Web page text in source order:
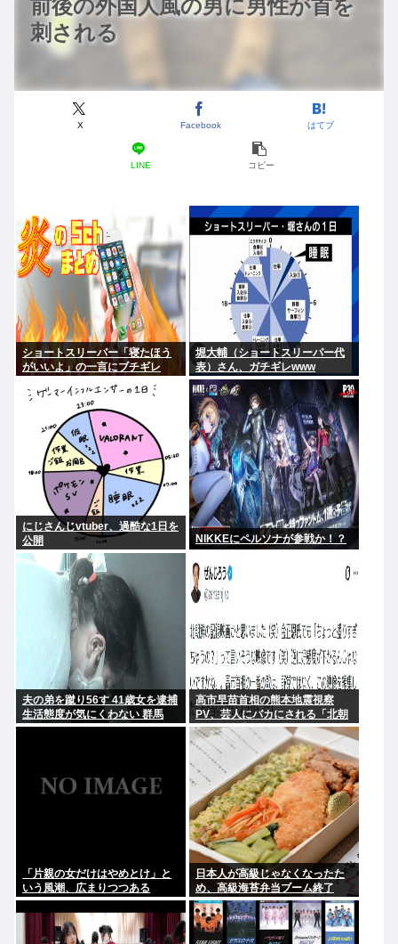
前後の外国人風の男に男性が首を
刺される
X Facebook はてブ
LINE コピー
ショートスリーパー「寝たほう
がいいよ」の一言にブチギレ
堀大輔（ショートスリーパー代
表）さん、ガチギレwww
にじさんじvtuber、過酷な1日を
公開
NIKKEにペルソナが参戦か！？
夫の弟を蹴り56す 41歳女を逮捕
生活態度が気にくわない 群馬
高市早苗首相の熊本地震視察
PV、芸人にバカにされる「北朝
鮮の記録映画かと思った。金正
恩ですら盛りすぎって言うぞ」
「片親の女だけはやめとけ」と
いう風潮、広まりつつある
日本人が高級じゃなくなったた
め、高級海苔弁当ブーム終了
www